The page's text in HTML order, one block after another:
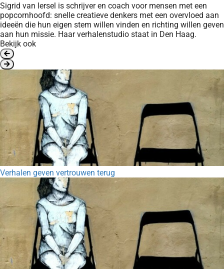
Sigrid van Iersel is schrijver en coach voor mensen met een
popcornhoofd: snelle creatieve denkers met een overvloed aan
ideeën die hun eigen stem willen vinden en richting willen geven
aan hun missie. Haar verhalenstudio staat in Den Haag.
Bekijk ook
Verhalen geven vertrouwen terug